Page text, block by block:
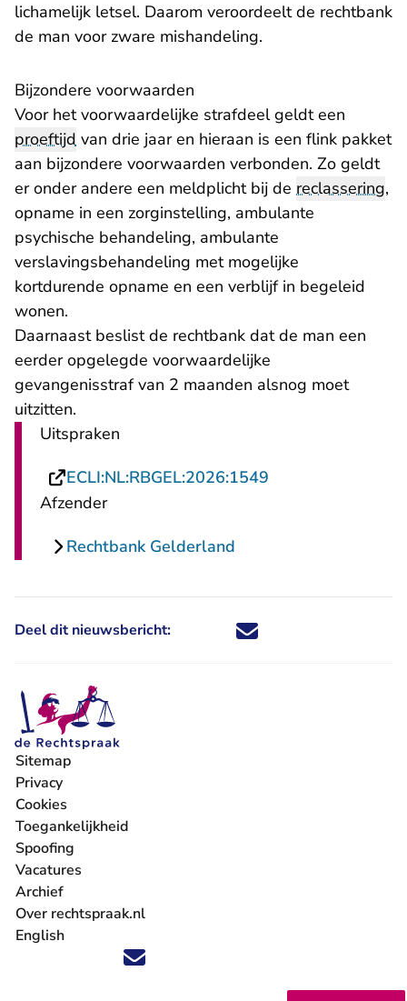
lichamelijk letsel. Daarom veroordeelt de rechtbank
de man voor zware mishandeling.
Bijzondere voorwaarden
Voor het voorwaardelijke strafdeel geldt een
proeftijd van drie jaar en hieraan is een flink pakket
aan bijzondere voorwaarden verbonden. Zo geldt
er onder andere een meldplicht bij de reclassering,
opname in een zorginstelling, ambulante
psychische behandeling, ambulante
verslavingsbehandeling met mogelijke
kortdurende opname en een verblijf in begeleid
wonen.
Daarnaast beslist de rechtbank dat de man een
eerder opgelegde voorwaardelijke
gevangenisstraf van 2 maanden alsnog moet
uitzitten.
Uitspraken
ECLI:NL:RBGEL:2026:1549
Afzender
Rechtbank Gelderland
Deel dit nieuwsbericht: Deel dit nieuwsbericht via X -
Deel dit nieuwsbericht via
Deel dit nieuwsbericht
Deel dit
Volg ons op X (Twitter) - U verlaat Rechtspraak.nl
Volg ons op Facebook - U verlaat Rechtspraak.nl
Volg ons op Instagram - U verlaat Rechtspraak.nl
Volg ons op Youtube - U verlaat Rechtspraak.nl
Volg ons op LinkedIn - U verlaat
'Blijf op de hoogte' nieuwsbrief - U verlaat
Sitemap
Privacy
Cookies
Toegankelijkheid
Spoofing
Vacatures
- U verlaat Rechtspraak.nl
Archief
Over rechtspraak.nl
English